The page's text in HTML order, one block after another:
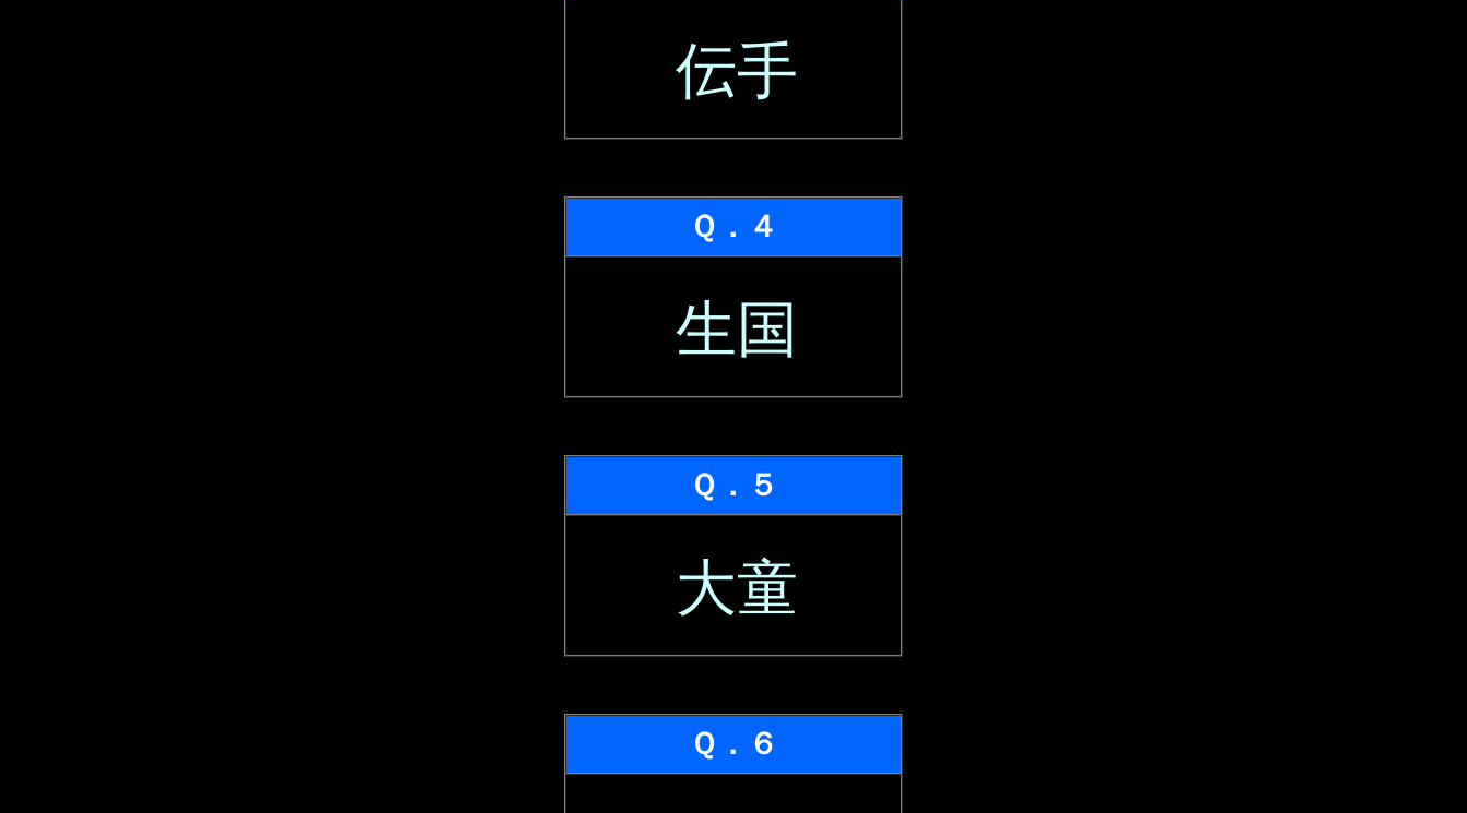
伝手
Ｑ．４
生国
Ｑ．５
大童
Ｑ．６